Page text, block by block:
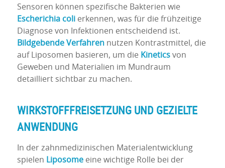
Sensoren können spezifische Bakterien wie
Escherichia colierkennen, was für die frühzeitige
Diagnose von Infektionen entscheidend ist.
Bildgebende Verfahrennutzen Kontrastmittel, die
auf Liposomen basieren, um die Kineticsvon
Geweben und Materialien im Mundraum
detailliert sichtbar zu machen.
WIRKSTOFFFREISETZUNG UND GEZIELTE
ANWENDUNG
In der zahnmedizinischen Materialentwicklung
spielen Liposomeeine wichtige Rolle bei der